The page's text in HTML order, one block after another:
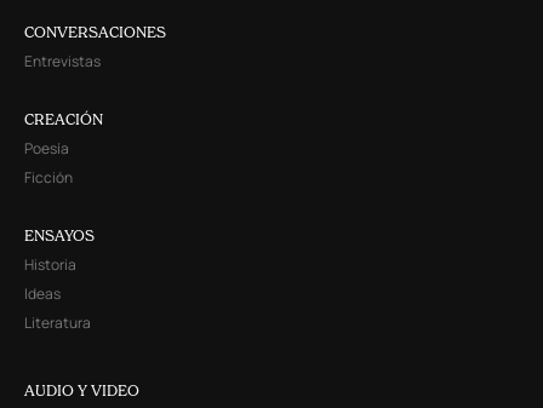
CONVERSACIONES
Entrevistas
CREACIÓN
Poesía
Ficción
ENSAYOS
Historia
Ideas
Literatura
AUDIO Y VIDEO